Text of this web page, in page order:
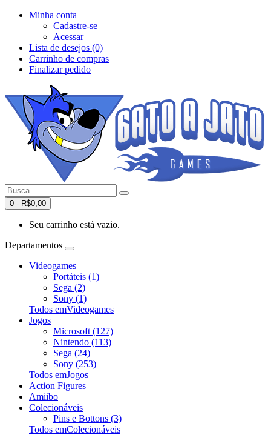
Minha conta
Cadastre-se
Acessar
Lista de desejos (0)
Carrinho de compras
Finalizar pedido
0 - R$0,00
Seu carrinho está vazio.
Departamentos
Videogames
Portáteis (1)
Sega (2)
Sony (1)
Todos emVideogames
Jogos
Microsoft (127)
Nintendo (113)
Sega (24)
Sony (253)
Todos emJogos
Action Figures
Amiibo
Colecionáveis
Pins e Bottons (3)
Todos emColecionáveis